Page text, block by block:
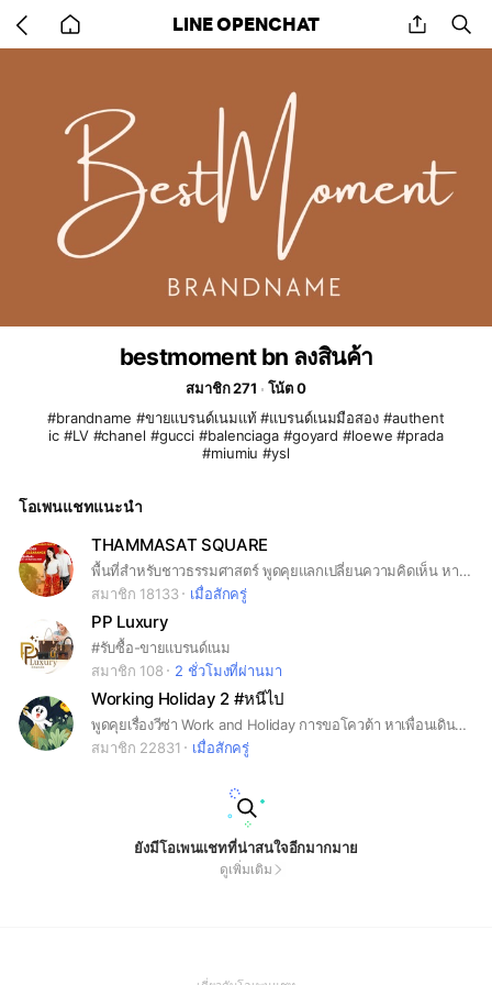
back
to
LINE OPENCHAT share
bestmoment bn ลงสินค้า
สมาชิก 271
โน้ต 0
#brandname #ขายแบรนด์เนมแท้ #แบรนด์เนมมือสอง #authent
ic #LV #chanel #gucci #balenciaga #goyard #loewe #prada
#miumiu #ysl
โอเพนแชทแนะนำ
THAMMASAT SQUARE
พื้นที่สำหรับชาวธรรมศาสตร์ พูดคุยแลกเปลี่ยนความคิดเห็น หางานพิเศษ คุยประเด็นต่างๆ แจ้งข่าวสารสำคัญ หาเพื่อน #ธรรมศาสตร์ #ประเทศรังสิต
สมาชิก 18133
เมื่อสักครู่
PP Luxury
#รับซื้อ-ขายแบรนด์เนม
สมาชิก 108
2 ชั่วโมงที่ผ่านมา
Working Holiday 2 #หนีไป
พูดคุยเรื่องวีซ่า Work and Holiday การขอโควต้า หาเพื่อนเดินทางและการใช้ชีวิตในออสเตรเลีย
สมาชิก 22831
เมื่อสักครู่
ยังมีโอเพนแชทที่น่าสนใจอีกมากมาย
ดูเพิ่มเติม